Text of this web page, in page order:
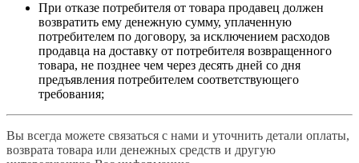
При отказе потребителя от товара продавец должен
возвратить ему денежную сумму, уплаченную
потребителем по договору, за исключением расходов
продавца на доставку от потребителя возвращенного
товара, не позднее чем через десять дней со дня
предъявления потребителем соответствующего
требования;
Вы всегда можете связаться с нами и уточнить детали оплаты,
возврата товара или денежных средств и другую